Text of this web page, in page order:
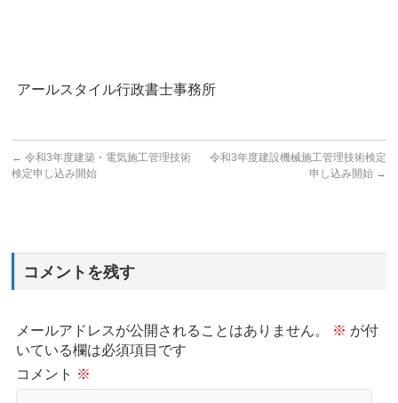
アールスタイル行政書士事務所
← 令和3年度建築・電気施工管理技術
検定申し込み開始
令和3年度建設機械施工管理技術検定
申し込み開始 →
コメントを残す
メールアドレスが公開されることはありません。 ※ が付
いている欄は必須項目です
コメント ※